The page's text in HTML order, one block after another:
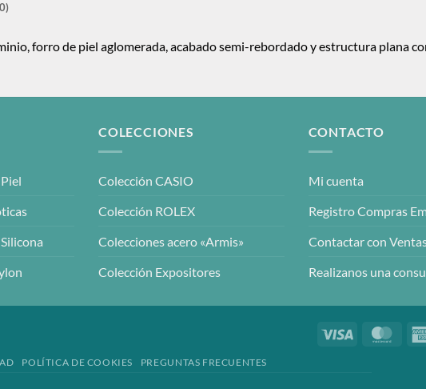
forro de piel aglomerada, acabado semi-rebordado y estructura plana
COLECCIONES
Colección CASIO
Colección ROLEX
Colecciones acero «Armis»
Colección Expositores
CONTACTO
Mi cuenta
Registro Compras
Contactar con
Realizanos una
Visa
POLÍTICA DE COOKIES PREGUNTAS FRECUENTES